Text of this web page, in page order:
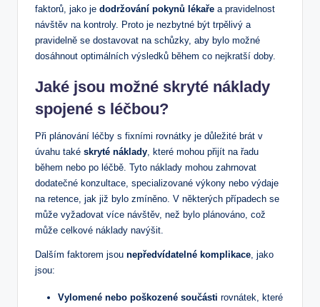
faktorů, jako je dodržování pokynů lékaře a pravidelnost
návštěv na kontroly. Proto je nezbytné být trpělivý a
pravidelně se dostavovat na schůzky, aby bylo možné
dosáhnout optimálních výsledků během co nejkratší doby.
Jaké jsou možné skryté náklady
spojené s léčbou?
Při plánování léčby s fixními rovnátky je důležité brát v
úvahu také skryté náklady, které mohou přijít na řadu
během nebo po léčbě. Tyto náklady mohou zahrnovat
dodatečné konzultace, specializované výkony nebo výdaje
na retence, jak již bylo zmíněno. V některých případech se
může vyžadovat více návštěv, než bylo plánováno, což
může celkové náklady navýšit.
Dalším faktorem jsou nepředvídatelné komplikace, jako
jsou:
Vylomené nebo poškozené součásti rovnátek, které